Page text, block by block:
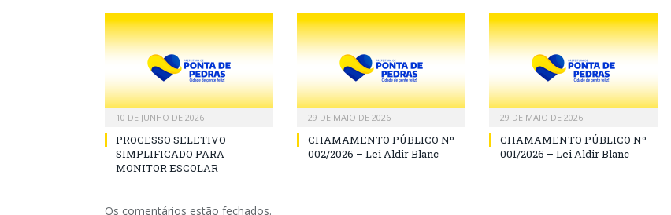
10 DE JUNHO DE 2026
PROCESSO SELETIVO
SIMPLIFICADO PARA
MONITOR ESCOLAR
29 DE MAIO DE 2026
CHAMAMENTO PÚBLICO Nº
002/2026 – Lei Aldir Blanc
29 DE MAIO DE 2026
CHAMAMENTO PÚBLICO Nº
001/2026 – Lei Aldir Blanc
Os comentários estão fechados.